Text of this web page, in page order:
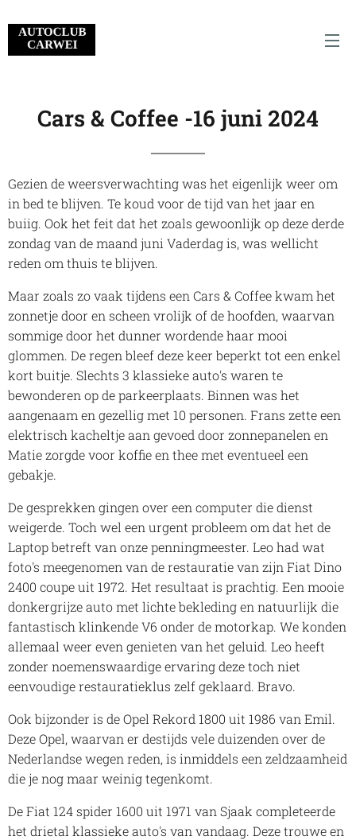
Cars & Coffee -16 juni 2024
Gezien de weersverwachting was het eigenlijk weer om
in bed te blijven. Te koud voor de tijd van het jaar en
buiig. Ook het feit dat het zoals gewoonlijk op deze derde
zondag van de maand juni Vaderdag is, was wellicht
reden om thuis te blijven.
Maar zoals zo vaak tijdens een Cars & Coffee kwam het
zonnetje door en scheen vrolijk of de hoofden, waarvan
sommige door het dunner wordende haar mooi
glommen. De regen bleef deze keer beperkt tot een enkel
kort buitje. Slechts 3 klassieke auto's waren te
bewonderen op de parkeerplaats. Binnen was het
aangenaam en gezellig met 10 personen. Frans zette een
elektrisch kacheltje aan gevoed door zonnepanelen en
Matie zorgde voor koffie en thee met eventueel een
gebakje.
De gesprekken gingen over een computer die dienst
weigerde. Toch wel een urgent probleem om dat het de
Laptop betreft van onze penningmeester. Leo had wat
foto's meegenomen van de restauratie van zijn Fiat Dino
2400 coupe uit 1972. Het resultaat is prachtig. Een mooie
donkergrijze auto met lichte bekleding en natuurlijk die
fantastisch klinkende V6 onder de motorkap. We konden
allemaal weer even genieten van het geluid. Leo heeft
zonder noemenswaardige ervaring deze toch niet
eenvoudige restauratieklus zelf geklaard. Bravo.
Ook bijzonder is de Opel Rekord 1800 uit 1986 van Emil.
Deze Opel, waarvan er destijds vele duizenden over de
Nederlandse wegen reden, is inmiddels een zeldzaamheid
die je nog maar weinig tegenkomt.
De Fiat 124 spider 1600 uit 1971 van Sjaak completeerde
het drietal klassieke auto's van vandaag. Deze trouwe en